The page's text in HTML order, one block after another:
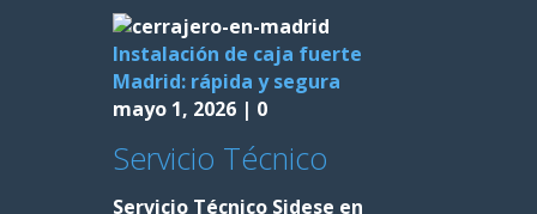
Instalación de caja fuerte
Madrid: rápida y segura
mayo 1, 2026 | 0
Servicio Técnico
Servicio Técnico Sidese en